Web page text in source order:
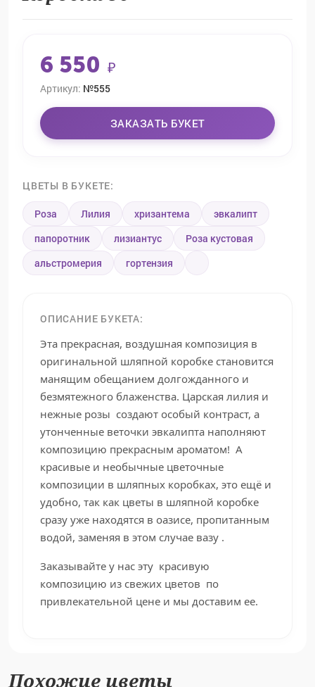
6 550 ₽
Артикул: №555
ЗАКАЗАТЬ БУКЕТ
ЦВЕТЫ В БУКЕТЕ:
Роза Лилия хризантема
эвкалипт
папоротник
лизиантус
Роза кустовая
альстромерия
гортензия
ОПИСАНИЕ БУКЕТА:
Эта прекрасная, воздушная композиция в
оригинальной шляпной коробке становится
манящим обещанием долгожданного и
безмятежного блаженства. Царская лилия и
нежные розы создают особый контраст, а
утонченные веточки эвкалипта наполняют
композицию прекрасным ароматом! А
красивые и необычные цветочные
композиции в шляпных коробках, это ещё и
удобно, так как цветы в шляпной коробке
сразу уже находятся в оазисе, пропитанным
водой, заменяя в этом случае вазу .
Заказывайте у нас эту красивую
композицию из свежих цветов по
привлекательной цене и мы доставим ее.
Похожие цветы